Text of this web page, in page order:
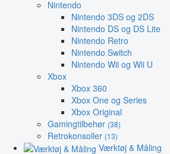
Nintendo
Nintendo 3DS og 2DS
Nintendo DS og DS Lite
Nintendo Retro
Nintendo Switch
Nintendo Wii og Wii U
Xbox
Xbox 360
Xbox One og Series
Xbox Original
Gamingtilbehør (38)
Retrokonsoller (13)
Værktøj & Måling